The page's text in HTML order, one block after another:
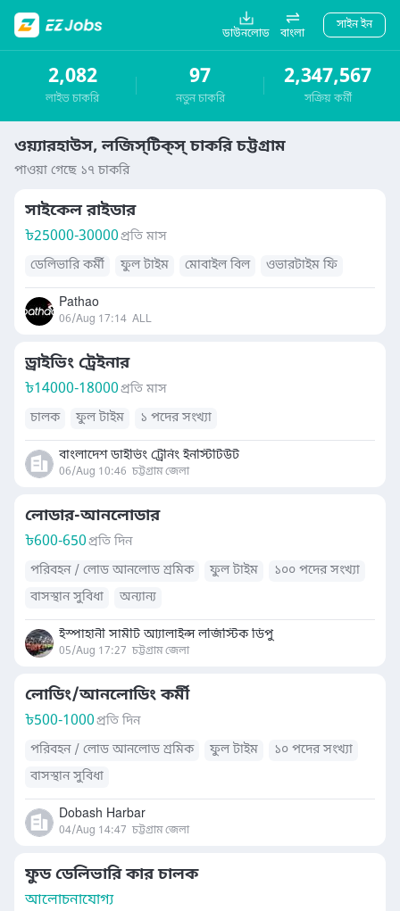
ডাউনলোড বাংলা
সাইন ইন
2,082
লাইভ চাকরি
97
নতুন চাকরি
2,347,567
সক্রিয় কর্মী
ওয়্যারহাউস, লজিস্‌টিক্‌স্‌ চাকরি চট্টগ্রাম
পাওয়া গেছে ১৭ চাকরি
সাইকেল রাইডার
৳25000-30000প্রতি মাস
ডেলিভারি কর্মী
ফুল টাইম মোবাইল বিল ওভারটাইম ফি
Pathao
06/Aug 17:14 ALL
ড্রাইভিং ট্রেইনার
৳14000-18000প্রতি মাস
চালক
ফুল টাইম ১ পদের সংখ্যা
বাংলাদেশ ডাইভিং ট্রেনিং ইনস্টিটিউট
06/Aug 10:46 চট্টগ্রাম জেলা
লোডার-আনলোডার
৳600-650প্রতি দিন
পরিবহন / লোড আনলোড শ্রমিক
ফুল টাইম
১০০ পদের সংখ্যা
বাসস্থান সুবিধা
অন্যান্য
ইস্পাহানী সামীট আ্যালাইন্স লজিস্টিক ডিপু
05/Aug 17:27 চট্টগ্রাম জেলা
লোডিং/আনলোডিং কর্মী
৳500-1000প্রতি দিন
পরিবহন / লোড আনলোড শ্রমিক
ফুল টাইম
১০ পদের সংখ্যা
বাসস্থান সুবিধা
Dobash Harbar
04/Aug 14:47 চট্টগ্রাম জেলা
ফুড ডেলিভারি কার চালক
আলোচনাযোগ্য